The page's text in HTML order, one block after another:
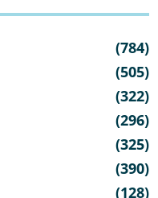
(784)
(505)
(322)
(296)
(325)
(390)
(128)